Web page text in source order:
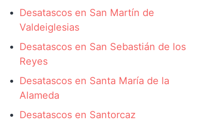
Desatascos en San Martín de
Valdeiglesias
Desatascos en San Sebastián de los
Reyes
Desatascos en Santa María de la
Alameda
Desatascos en Santorcaz